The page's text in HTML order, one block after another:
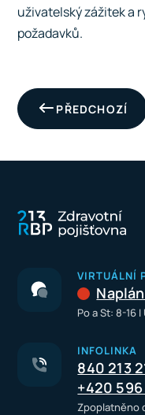
uživatelský zážitek a
požadavků.
PŘEDCHOZÍ
VIRTUÁLNÍ
Po a St: 8-16
INFOLINKA
840 213
+420 596
Zpoplatněno